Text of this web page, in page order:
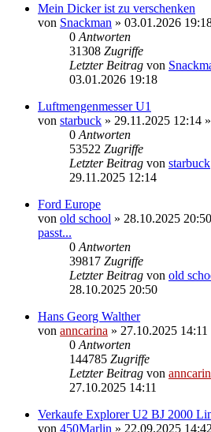
Mein Dicker ist zu verschenken
von Snackman » 03.01.2026
0 Antworten
31308 Zugriffe
Letzter Beitrag von
03.01.2026 19:18
Luftmengenmesser U1
von starbuck » 29.11.2025 12:14
0 Antworten
53522 Zugriffe
Letzter Beitrag von starbuck
29.11.2025 12:14
Ford Europe
von old school » 28.10.2025 20:50
passt...
0 Antworten
39817 Zugriffe
Letzter Beitrag von old
28.10.2025 20:50
Hans Georg Walther
von anncarina » 27.10.2025 14:11
0 Antworten
144785 Zugriffe
Letzter Beitrag von
27.10.2025 14:11
Verkaufe Explorer U2 BJ 2000
von 450Marlin » 22.09.2025 14:42